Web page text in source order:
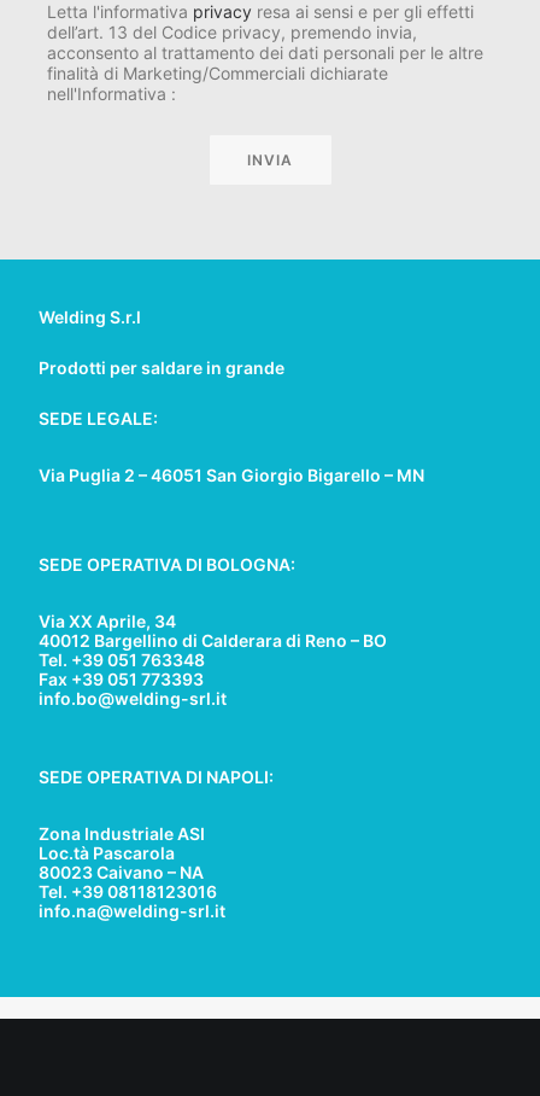
Letta l'informativa privacy resa ai sensi e per gli effetti
dell’art. 13 del Codice privacy, premendo invia,
acconsento al trattamento dei dati personali per le altre
finalità di Marketing/Commerciali dichiarate
nell'Informativa :
Welding S.r.l
Prodotti per saldare in grande
SEDE LEGALE:
Via Puglia 2 – 46051 San Giorgio Bigarello – MN
SEDE OPERATIVA DI BOLOGNA:
Via XX Aprile, 34
40012 Bargellino di Calderara di Reno – BO
Tel. +39 051 763348
Fax +39 051 773393
info.bo@welding-srl.it
SEDE OPERATIVA DI NAPOLI:
Zona Industriale ASI
Loc.tà Pascarola
80023 Caivano – NA
Tel. +39 08118123016
info.na@welding-srl.it